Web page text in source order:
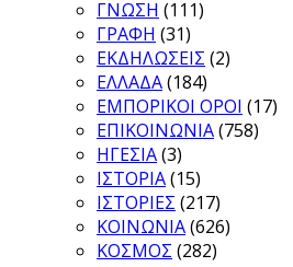
ΓΝΩΣΗ (111)
ΓΡΑΦΗ (31)
ΕΚΔΗΛΩΣΕΙΣ (2)
ΕΛΛΑΔΑ(184)
ΕΜΠΟΡΙΚΟΙ ΟΡΟΙ (17)
ΕΠΙΚΟΙΝΩΝΙΑ(758)
ΗΓΕΣΙΑ(3)
ΙΣΤΟΡΙΑ(15)
ΙΣΤΟΡΙΕΣ (217)
ΚΟΙΝΩΝΙΑ(626)
ΚΟΣΜΟΣ (282)